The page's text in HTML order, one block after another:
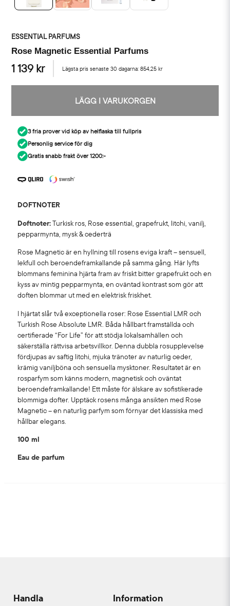
ESSENTIAL PARFUMS
Rose Magnetic Essential Parfums
1 139 kr Lägsta pris senaste 30 dagarna:854,25 kr
LÄGG I VARUKORGEN
3 fria prover vid köp av helflaska till fullpris
Personlig service för dig
Gratis snabb frakt över 1200:-
DOFTNOTER
Doftnoter:Turkisk ros, Rose essential, grapefrukt, litchi, vanilj,
pepparmynta, mysk & cederträ
Rose Magnetic är en hyllning till rosens eviga kraft – sensuell,
lekfull och beroendeframkallande på samma gång. Här lyfts
blommans feminina hjärta fram av friskt bitter grapefrukt och en
kyss av mintig pepparmynta, en oväntad kontrast som gör att
doften blommar ut med en elektrisk friskhet.
I hjärtat slår två exceptionella roser: Rose Essential LMR och
Turkish Rose Absolute LMR. Båda hållbart framställda och
certifierade “For Life” för att stödja lokalsamhällen och
säkerställa rättvisa arbetsvillkor. Denna dubbla rosupplevelse
fördjupas av saftig litchi, mjuka tränoter av naturlig ceder,
krämig vaniljböna och sensuella mysktoner. Resultatet är en
rosparfym som känns modern, magnetisk och oväntat
beroendeframkallande! Ett måste för älskare av sofistikerade
blommiga dofter. Upptäck rosens många ansikten med Rose
Magnetic – en naturlig parfym som förnyar det klassiska med
hållbar elegans.
100 ml
Eau de parfum
Handla Information